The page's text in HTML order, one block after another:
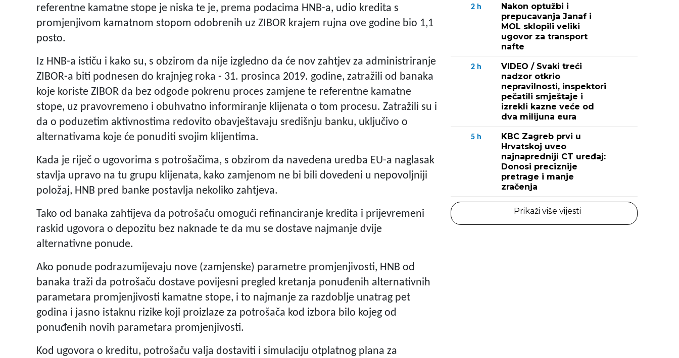
referentne kamatne stope je niska te je, prema podacima HNB-a, udio kredita s
promjenjivom kamatnom stopom odobrenih uz ZIBOR krajem rujna ove godine bio 1,1
posto.
Iz HNB-a ističu i kako su, s obzirom da nije izgledno da će nov zahtjev za administriranje
ZIBOR-a biti podnesen do krajnjeg roka - 31. prosinca 2019. godine, zatražili od banaka
koje koriste ZIBOR da bez odgode pokrenu proces zamjene te referentne kamatne
stope, uz pravovremeno i obuhvatno informiranje klijenata o tom procesu. Zatražili su i
da o poduzetim aktivnostima redovito obavještavaju središnju banku, uključivo o
alternativama koje će ponuditi svojim klijentima.
Kada je riječ o ugovorima s potrošačima, s obzirom da navedena uredba EU-a naglasak
stavlja upravo na tu grupu klijenata, kako zamjenom ne bi bili dovedeni u nepovoljniji
položaj, HNB pred banke postavlja nekoliko zahtjeva.
Tako od banaka zahtijeva da potrošaču omogući refinanciranje kredita i prijevremeni
raskid ugovora o depozitu bez naknade te da mu se dostave najmanje dvije
alternativne ponude.
Ako ponude podrazumijevaju nove (zamjenske) parametre promjenjivosti, HNB od
banaka traži da potrošaču dostave povijesni pregled kretanja ponuđenih alternativnih
parametara promjenjivosti kamatne stope, i to najmanje za razdoblje unatrag pet
godina i jasno istaknu rizike koji proizlaze za potrošača kod izbora bilo kojeg od
ponuđenih novih parametara promjenjivosti.
Kod ugovora o kreditu, potrošaču valja dostaviti i simulaciju otplatnog plana za
2 h
Nakon optužbi i
prepucavanja Janaf i
MOL sklopili veliki
ugovor za transport
nafte
2 h
VIDEO / Svaki treći
nadzor otkrio
nepravilnosti, inspektori
pečatili smještaje i
izrekli kazne veće od
dva milijuna eura
5 h
KBC Zagreb prvi u
Hrvatskoj uveo
najnapredniji CT uređaj:
Donosi preciznije
pretrage i manje
zračenja
Prikaži više vijesti